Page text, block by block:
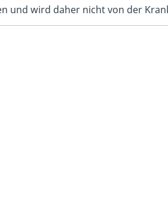
und wird daher nicht von der